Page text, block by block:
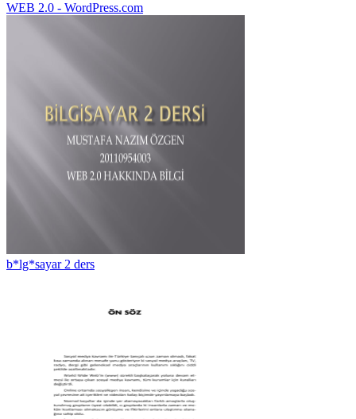
WEB 2.0 - WordPress.com
b*lg*sayar 2 ders